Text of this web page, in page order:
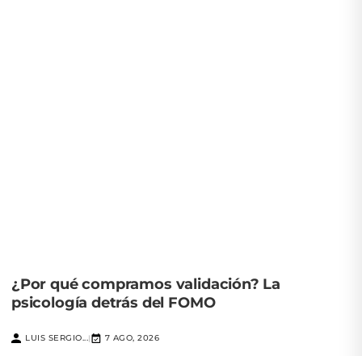
¿Por qué compramos validación? La
psicología detrás del FOMO
LUIS SERGIO... 7 AGO, 2026